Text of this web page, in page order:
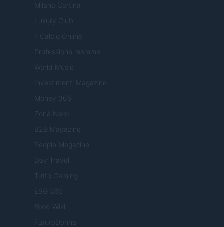
Milano Cortina
Luxury Club
Il Calcio Online
Professione mamma
World Music
Investimenti Magazine
Money 365
Zona Nerd
B2B Magazine
People Magazine
Day Travel
Tutto Gaming
ESG 365
Food Wiki
FuturoDonna